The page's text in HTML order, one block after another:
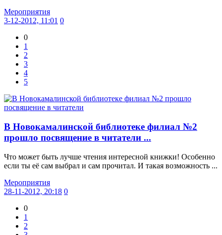
Мероприятия
3-12-2012, 11:01 0
0
1
2
3
4
5
В Новокамалинской библиотеке филиал №2
прошло посвящение в читатели ...
Что может быть лучше чтения интересной книжки! Особенно
если ты её сам выбрал и сам прочитал. И такая возможность ...
Мероприятия
28-11-2012, 20:18 0
0
1
2